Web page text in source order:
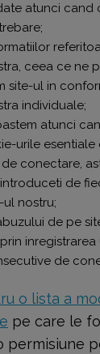
atunci cand
ceea ce ne
site-ul in
individuale;
atunci
urile
conectare,
de
nostru;
de pe
inregistrarea
de
o lista a
pe care le
permisiune